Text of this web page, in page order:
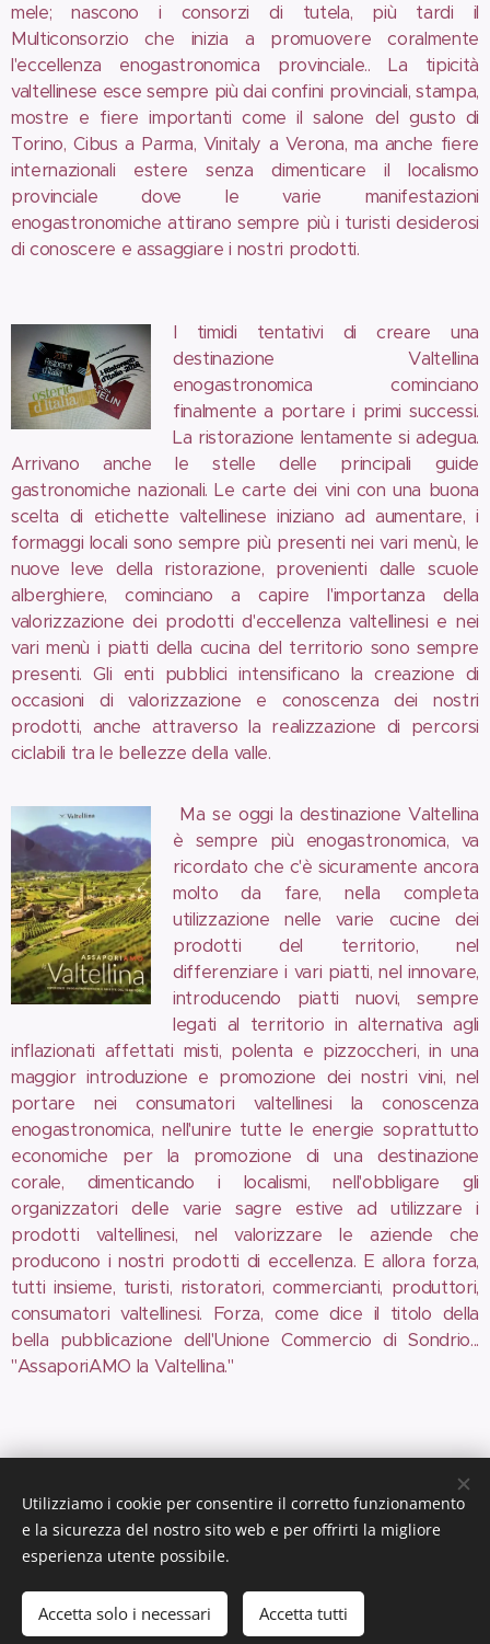
mele; nascono i consorzi di tutela, più tardi il
Multiconsorzio che inizia a promuovere coralmente
l'eccellenza enogastronomica provinciale.. La tipicità
valtellinese esce sempre più dai confini provinciali, stampa,
mostre e fiere importanti come il salone del gusto di
Torino, Cibus a Parma, Vinitaly a Verona, ma anche fiere
internazionali estere senza dimenticare il localismo
provinciale dove le varie manifestazioni
enogastronomiche attirano sempre più i turisti desiderosi
di conoscere e assaggiare i nostri prodotti.
I timidi tentativi di creare una
destinazione Valtellina
enogastronomica cominciano
finalmente a portare i primi successi.
La ristorazione lentamente si adegua.
Arrivano anche le stelle delle principali guide
gastronomiche nazionali. Le carte dei vini con una buona
scelta di etichette valtellinese iniziano ad aumentare, i
formaggi locali sono sempre più presenti nei vari menù, le
nuove leve della ristorazione, provenienti dalle scuole
alberghiere, cominciano a capire l'importanza della
valorizzazione dei prodotti d'eccellenza valtellinesi e nei
vari menù i piatti della cucina del territorio sono sempre
presenti. Gli enti pubblici intensificano la creazione di
occasioni di valorizzazione e conoscenza dei nostri
prodotti, anche attraverso la realizzazione di percorsi
ciclabili tra le bellezze della valle.
Ma se oggi la destinazione Valtellina
è sempre più enogastronomica, va
ricordato che c'è sicuramente ancora
molto da fare, nella completa
utilizzazione nelle varie cucine dei
prodotti del territorio, nel
differenziare i vari piatti, nel innovare,
introducendo piatti nuovi, sempre
legati al territorio in alternativa agli
inflazionati affettati misti, polenta e pizzoccheri, in una
maggior introduzione e promozione dei nostri vini, nel
portare nei consumatori valtellinesi la conoscenza
enogastronomica, nell'unire tutte le energie soprattutto
economiche per la promozione di una destinazione
corale, dimenticando i localismi, nell'obbligare gli
organizzatori delle varie sagre estive ad utilizzare i
prodotti valtellinesi, nel valorizzare le aziende che
producono i nostri prodotti di eccellenza. E allora forza,
tutti insieme, turisti, ristoratori, commercianti, produttori,
consumatori valtellinesi. Forza, come dice il titolo della
bella pubblicazione dell'Unione Commercio di Sondrio...
"AssaporiAMO la Valtellina."
Share
Webnode
Utilizziamo i cookie per consentire il corretto funzionamento
e la sicurezza del nostro sito web e per offrirti la migliore
esperienza utente possibile.
Accetta solo i necessari Accetta tutti